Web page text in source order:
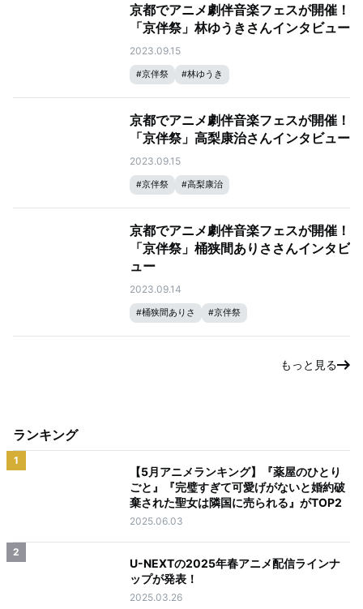
京都でアニメ劇伴音楽フェスが開催！
「京伴祭」林ゆうきさんインタビュー
2023.09.15
#京伴祭 #林ゆうき
京都でアニメ劇伴音楽フェスが開催！
「京伴祭」高梨康治さんインタビュー
2023.09.15
#京伴祭 #高梨康治
京都でアニメ劇伴音楽フェスが開催！
「京伴祭」桶狭間ありささんインタビ
ュー
2023.09.14
#桶狭間ありさ #京伴祭
もっと見る
ランキング
1
【5月アニメランキング】『薬屋のひとり
ごと』『完璧すぎて可愛げがないと婚約破
棄された聖女は隣国に売られる』がTOP2
2025.06.03
2
U-NEXTの2025年春アニメ配信ラインナ
ップが発表！
2025.03.26